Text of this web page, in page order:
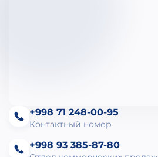
+998 71 248-00-95
Контактный номер
+998 93 385-87-80